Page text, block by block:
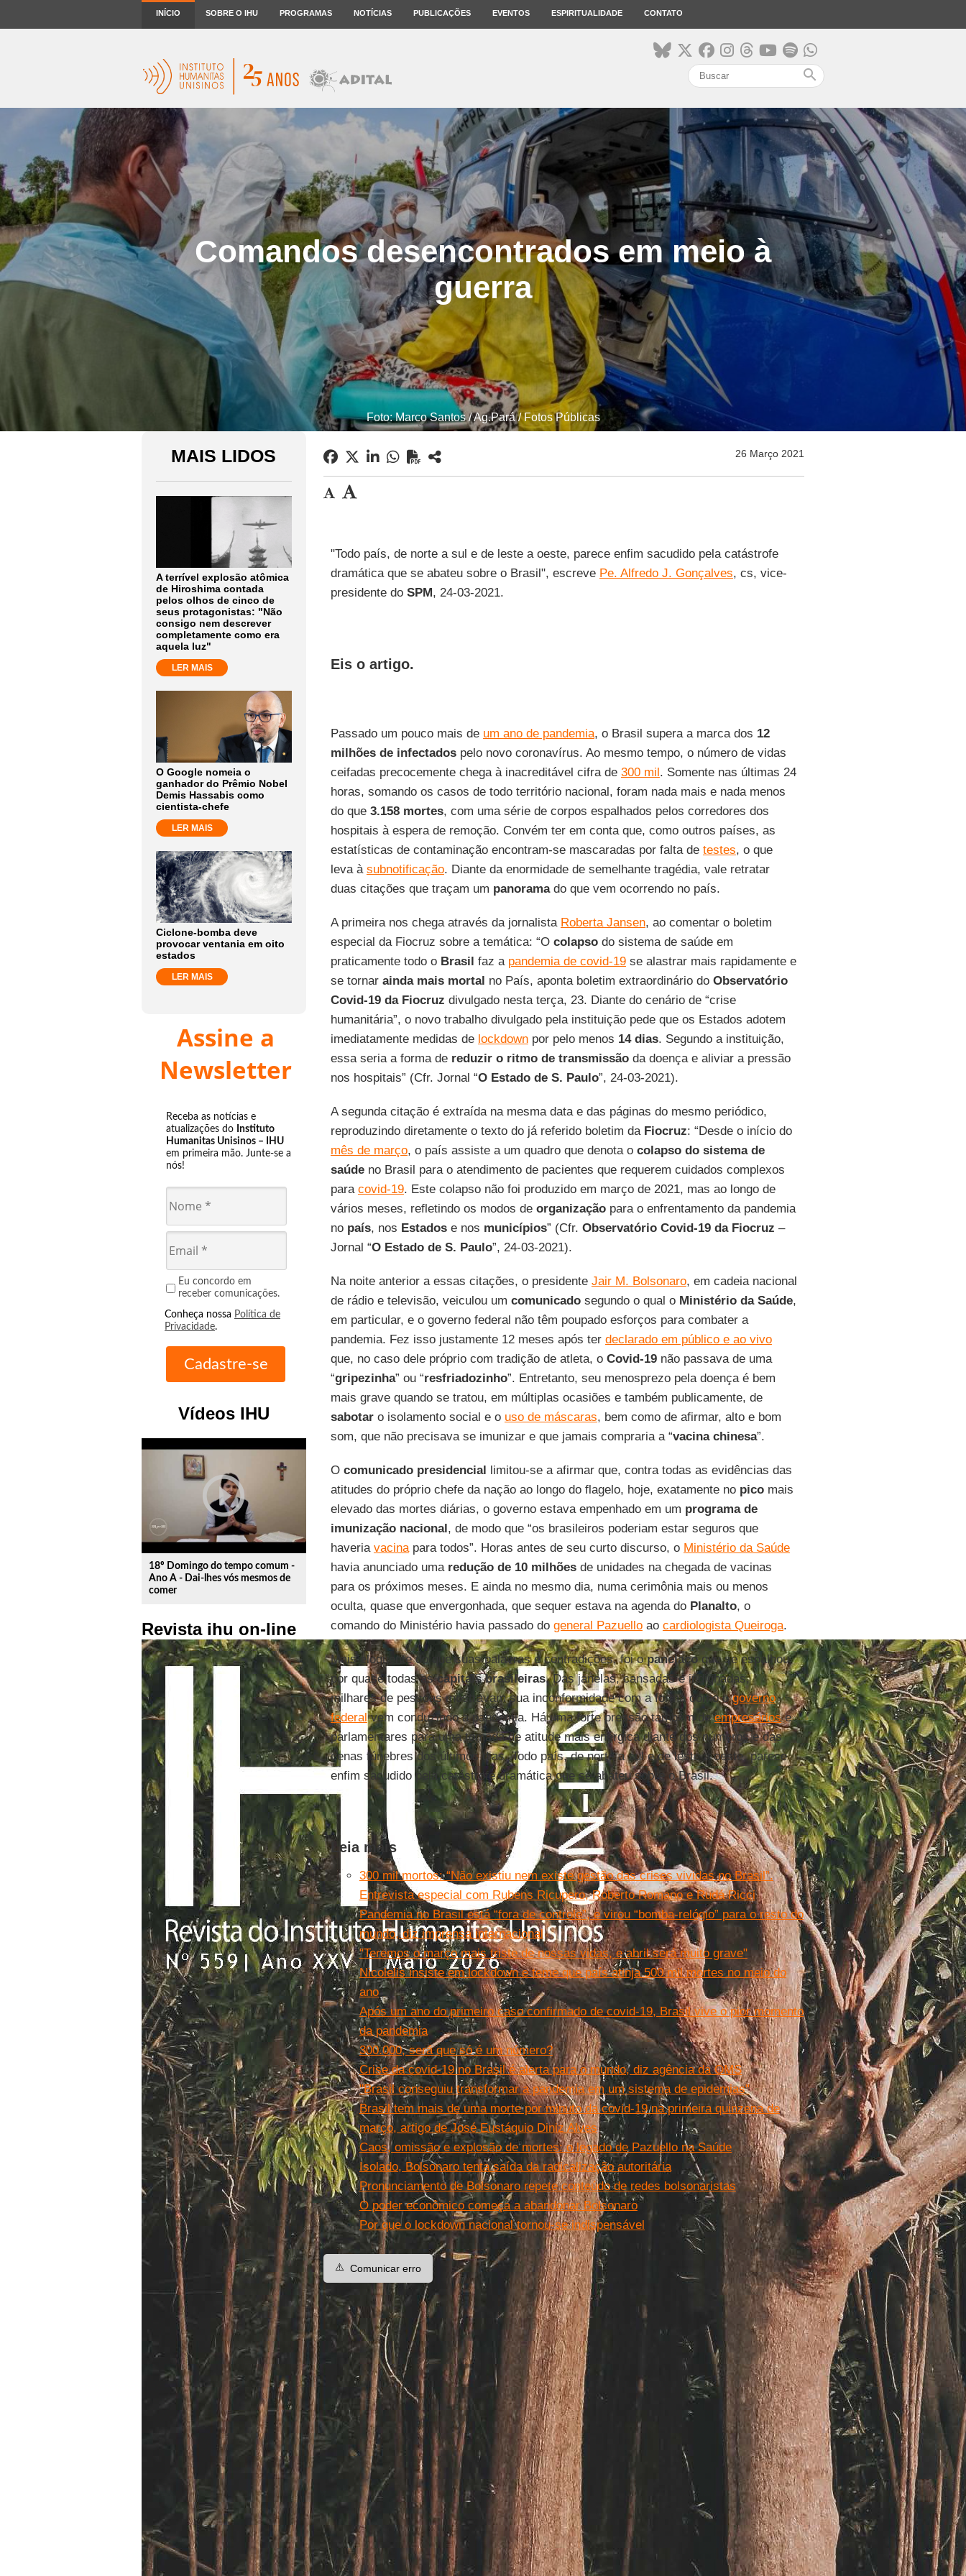
INÍCIO SOBRE O IHU PROGRAMAS NOTÍCIAS PUBLICAÇÕES EVENTOS ESPIRITUALIDADE CONTATO
search
Comandos desencontrados em meio à
guerra
Foto: Marco Santos / Ag.Pará / Fotos Públicas
MAIS LIDOS
A terrível explosão atômica
de Hiroshima contada
pelos olhos de cinco de
seus protagonistas: "Não
consigo nem descrever
completamente como era
aquela luz"
LER MAIS
O Google nomeia o
ganhador do Prêmio Nobel
Demis Hassabis como
cientista-chefe
LER MAIS
Ciclone-bomba deve
provocar ventania em oito
estados
LER MAIS
Assine a
Newsletter
Receba as notícias e
atualizações do Instituto
Humanitas Unisinos – IHU
em primeira mão. Junte-se a
nós!
Eu concordo em
receber comunicações.
Conheça nossa Política de
Privacidade.
Vídeos IHU
play_circle_outline
18º Domingo do tempo comum -
Ano A - Dai-lhes vós mesmos de
comer
Revista ihu on-line
26 Março 2021
"Todo país, de norte a sul e de leste a oeste, parece enfim sacudido pela catástrofe
dramática que se abateu sobre o Brasil", escreve Pe. Alfredo J. Gonçalves, cs, vice-
presidente do SPM, 24-03-2021.
Eis o artigo.
Passado um pouco mais de um ano de pandemia, o Brasil supera a marca dos 12
milhões de infectadospelo novo coronavírus. Ao mesmo tempo, o número de vidas
ceifadas precocemente chega à inacreditável cifra de 300 mil. Somente nas últimas 24
horas, somando os casos de todo território nacional, foram nada mais e nada menos
do que 3.158 mortes, com uma série de corpos espalhados pelos corredores dos
hospitais à espera de remoção. Convém ter em conta que, como outros países, as
estatísticas de contaminação encontram-se mascaradas por falta de testes, o que
leva à subnotificação. Diante da enormidade de semelhante tragédia, vale retratar
duas citações que traçam um panoramado que vem ocorrendo no país.
A primeira nos chega através da jornalista Roberta Jansen, ao comentar o boletim
especial da Fiocruz sobre a temática: “O colapsodo sistema de saúde em
praticamente todo o Brasil faz a pandemia de covid-19se alastrar mais rapidamente e
se tornar ainda mais mortal no País, aponta boletim extraordinário do Observatório
Covid-19 da Fiocruz divulgado nesta terça, 23. Diante do cenário de “crise
humanitária”, o novo trabalho divulgado pela instituição pede que os Estados adotem
imediatamente medidas de lockdownpor pelo menos 14 dias. Segundo a instituição,
essa seria a forma de reduzir o ritmo de transmissãoda doença e aliviar a pressão
nos hospitais” (Cfr. Jornal “O Estado de S. Paulo”, 24-03-2021).
A segunda citação é extraída na mesma data e das páginas do mesmo periódico,
reproduzindo diretamente o texto do já referido boletim da Fiocruz: “Desde o início do
mês de março, o país assiste a um quadro que denota o colapso do sistema de
saúdeno Brasil para o atendimento de pacientes que requerem cuidados complexos
para covid-19. Este colapso não foi produzido em março de 2021, mas ao longo de
vários meses, refletindo os modos de organização para o enfrentamento da pandemia
no país, nos Estadose nos municípios” (Cfr. Observatório Covid-19 da Fiocruz –
Jornal “O Estado de S. Paulo”, 24-03-2021).
Na noite anterior a essas citações, o presidente Jair M. Bolsonaro, em cadeia nacional
de rádio e televisão, veiculou um comunicadosegundo o qual o Ministério da Saúde,
em particular, e o governo federal não têm poupado esforços para combater a
pandemia. Fez isso justamente 12 meses após ter declarado em público e ao vivo
que, no caso dele próprio com tradição de atleta, o Covid-19não passava de uma
“gripezinha” ou “resfriadozinho”. Entretanto, seu menosprezo pela doença é bem
mais grave quando se tratou, em múltiplas ocasiões e também publicamente, de
sabotaro isolamento social e o uso de máscaras, bem como de afirmar, alto e bom
som, que não precisava se imunizar e que jamais compraria a “vacina chinesa”.
O comunicado presidencial limitou-se a afirmar que, contra todas as evidências das
atitudes do próprio chefe da nação ao longo do flagelo, hoje, exatamente no picomais
elevado das mortes diárias, o governo estava empenhado em um programa de
imunização nacional, de modo que “os brasileiros poderiam estar seguros que
haveria vacinapara todos”. Horas antes de seu curto discurso, o Ministério da Saúde
havia anunciado uma redução de 10 milhõesde unidades na chegada de vacinas
para os próximos meses. E ainda no mesmo dia, numa cerimônia mais ou menos
oculta, quase que envergonhada, que sequer estava na agenda do Planalto, o
comando do Ministério havia passado do general Pazuelloao cardiologista Queiroga.
Mais eloquente do que suas palavras e contradições, foi opanelaçoque se espalhou
por quase todas ascapitais brasileiras. Das janelas, cansadas e indignadas,
milhares de pessoas mostravam sua inconformidade com a forma como ogoverno
federalvem conduzindo a pandemia. Há uma forte pressão também deempresáriose
parlamentares para uma tomada de atitude mais enérgica diante dos números e das
cenas fúnebres dos últimos dias. Todo país, de norte a sul e de leste a oeste, parece
enfim sacudido pela catástrofe dramática que se abateu sobre o Brasil.
Leia mais
300 mil mortos: “Não existiu nem existe gestão das crises vividas no Brasil”.
Entrevista especial com Rubens Ricupero, Roberto Romano e Rudá Ricci
Pandemia no Brasil está “fora de controle”, e virou “bomba-relógio” para o resto do
mundo, diz imprensa internacional
"Teremos o março mais triste de nossas vidas, e abril será muito grave"
Nicolelis insiste em lockdown e teme que país atinja 500 mil mortes no meio do
ano
Após um ano do primeiro caso confirmado de covid-19, Brasil vive o pior momento
da pandemia
300.000, será que só é um número?
Crise da covid-19 no Brasil é alerta para o mundo, diz agência da OMS
"Brasil conseguiu transformar a pandemia em um sistema de epidemias"
Brasil tem mais de uma morte por minuto da covid-19 na primeira quinzena de
março, artigo de José Eustáquio Diniz Alves
Caos, omissão e explosão de mortes: o legado de Pazuello na Saúde
Isolado, Bolsonaro tenta saída da radicalização autoritária
Pronunciamento de Bolsonaro repete conteúdo de redes bolsonaristas
O poder econômico começa a abandonar Bolsonaro
Por que o lockdown nacional tornou-se indispensável
⚠️ Comunicar erro